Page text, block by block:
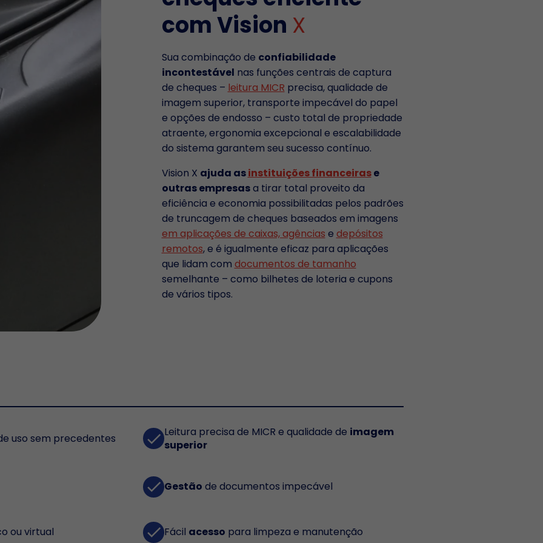
com Vision X
Sua combinação de confiabilidade
incontestável nas funções centrais de captura
de cheques – leitura MICR precisa, qualidade de
imagem superior, transporte impecável do papel
e opções de endosso – custo total de propriedade
atraente, ergonomia excepcional e escalabilidade
do sistema garantem seu sucesso contínuo.
Vision X ajuda asinstituições financeirase
outras empresasa tirar total proveito da
eficiência e economia possibilitadas pelos padrões
de truncagem de cheques baseados em imagens
em aplicações de caixas, agências e depósitos
remotos, e é igualmente eficaz para aplicações
que lidam com documentos de tamanho
semelhante – como bilhetes de loteria e cupons
de vários tipos.
uso sem precedentes doneLeitura precisa de MICR e qualidade de imagem
superior
doneGestão de documentos impecável
ou virtual doneFácil acesso para limpeza e manutenção